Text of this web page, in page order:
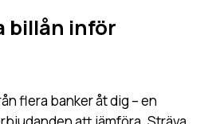
billån inför
flera banker åt dig – en